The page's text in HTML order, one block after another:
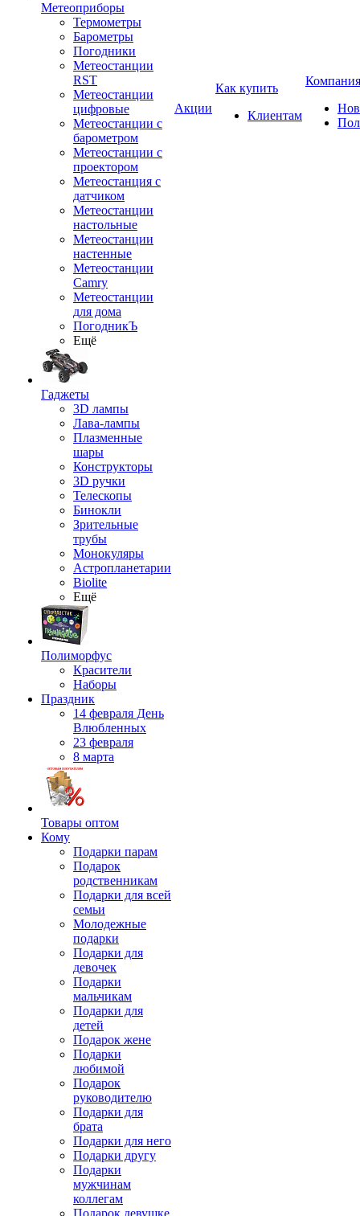
Метеоприборы
Термометры
Барометры
Погодники
Метеостанции
RST
Метеостанции
цифровые
Метеостанции с
барометром
Метеостанции с
проектором
Метеостанция с
датчиком
Метеостанции
настольные
Метеостанции
настенные
Метеостанции
Camry
Метеостанции
для дома
ПогодникЪ
Ещё
Гаджеты
3D лампы
Лава-лампы
Плазменные
шары
Конструкторы
3D ручки
Телескопы
Бинокли
Зрительные
трубы
Монокуляры
Астропланетарии
Biolite
Ещё
Полиморфус
Красители
Наборы
Праздник
14 февраля День
Влюбленных
23 февраля
8 марта
Товары оптом
Кому
Подарки парам
Подарок
родственникам
Подарки для всей
семьи
Молодежные
подарки
Подарки для
девочек
Подарки
мальчикам
Подарки для
детей
Подарок жене
Подарки
любимой
Подарок
руководителю
Подарки для
брата
Подарки для него
Подарки другу
Подарки
мужчинам
коллегам
Подарок девушке
Акции
Как купить
Клиентам
Компания